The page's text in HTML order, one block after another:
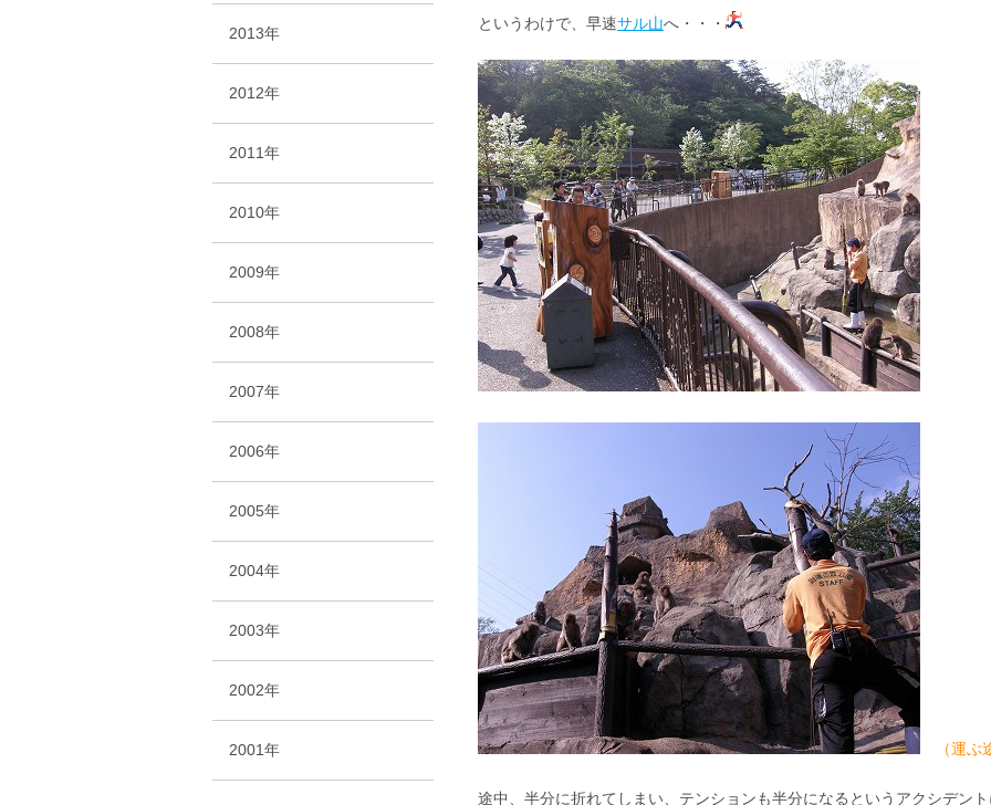
というわけで、早速サル山へ・・・
（運
途中、半分に折れてしまい、テンションも半分になるというアクシデン
2013年
2012年
2011年
2010年
2009年
2008年
2007年
2006年
2005年
2004年
2003年
2002年
2001年